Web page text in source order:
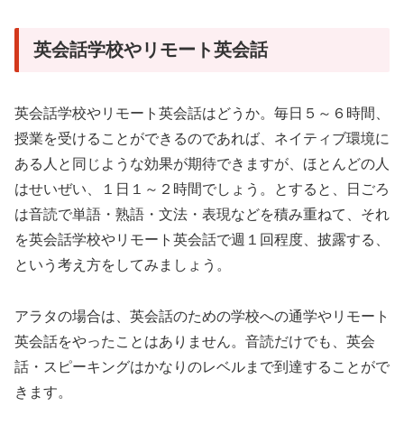
英会話学校やリモート英会話
英会話学校やリモート英会話はどうか。毎日５～６時間、
授業を受けることができるのであれば、ネイティブ環境に
ある人と同じような効果が期待できますが、ほとんどの人
はせいぜい、１日１～２時間でしょう。とすると、日ごろ
は音読で単語・熟語・文法・表現などを積み重ねて、それ
を英会話学校やリモート英会話で週１回程度、披露する、
という考え方をしてみましょう。
アラタの場合は、英会話のための学校への通学やリモート
英会話をやったことはありません。音読だけでも、英会
話・スピーキングはかなりのレベルまで到達することがで
きます。